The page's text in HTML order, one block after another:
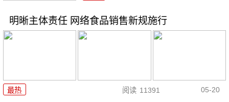
明晰主体责任 网络食品销售新规施行
最热 阅读 11391 05-20